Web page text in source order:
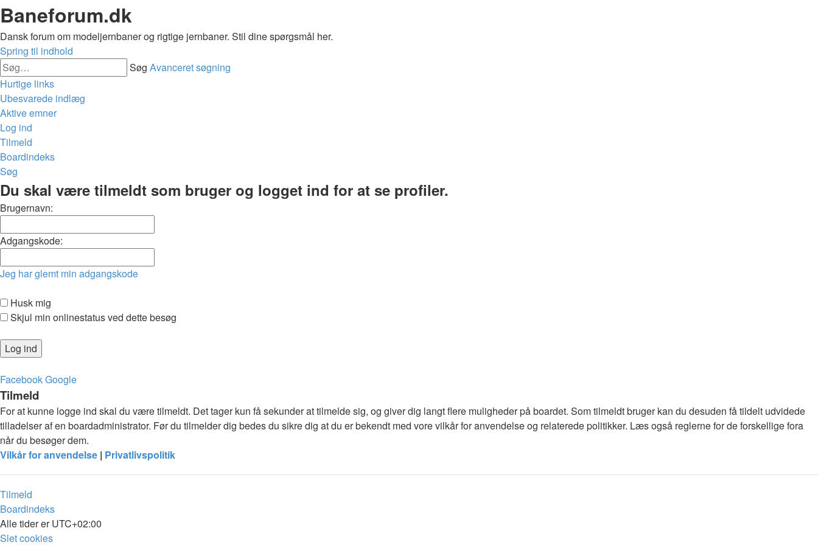
Baneforum.dk
Dansk forum om modeljernbaner og rigtige jernbaner. Stil dine spørgsmål her.
Spring til indhold
Søg Avanceret søgning
Hurtige links
Ubesvarede indlæg
Aktive emner
Log ind
Tilmeld
Boardindeks
Søg
Du skal være tilmeldt som bruger og logget ind for at se profiler.
Brugernavn:
Adgangskode:
Jeg har glemt min adgangskode
Husk mig
Skjul min onlinestatus ved dette besøg
FacebookGoogle
Tilmeld
For at kunne logge ind skal du være tilmeldt. Det tager kun få sekunder at tilmelde sig, og giver dig langt flere muligheder på boardet. Som tilmeldt bruger kan du desuden få tildelt udvidede
tilladelser af en boardadministrator. Før du tilmelder dig bedes du sikre dig at du er bekendt med vore vilkår for anvendelse og relaterede politikker. Læs også reglerne for de forskellige fora
når du besøger dem.
Vilkår for anvendelse | Privatlivspolitik
Tilmeld
Boardindeks
Alle tider erUTC+02:00
Slet cookies